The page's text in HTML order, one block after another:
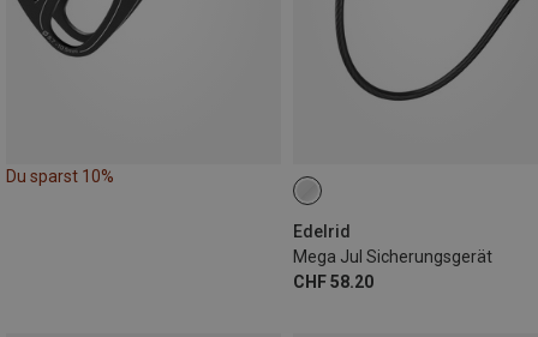
Du sparst 10%
Edelrid
Mega Jul Sicherungsgerät
CHF 58.20